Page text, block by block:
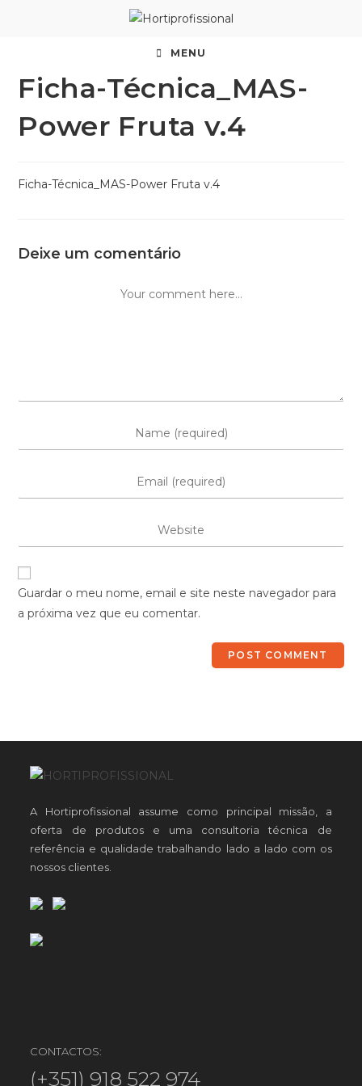
MENU
Ficha-Técnica_MAS-
Power Fruta v.4
Ficha-Técnica_MAS-Power Fruta v.4
Deixe um comentário
Guardar o meu nome, email e site neste navegador para
a próxima vez que eu comentar.
A Hortiprofissional assume como principal missão, a
oferta de produtos e uma consultoria técnica de
referência e qualidade trabalhando lado a lado com os
nossos clientes.
CONTACTOS:
(+351) 918 522 974